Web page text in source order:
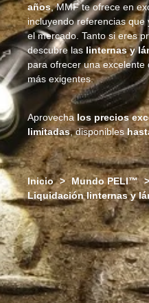
años, MMF te ofrece en
incluyendo referencias
el mercado. Tanto si eres
descubre las linternas y
para ofrecer una
más exigentes.
Aprovechalos precios
limitadas, disponibles
Inicio > Mundo PELI™ >
Liquidación linternas y